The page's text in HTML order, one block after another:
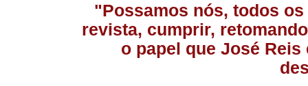
"Possamos nós, todos
revista, cumprir,
o papel que José